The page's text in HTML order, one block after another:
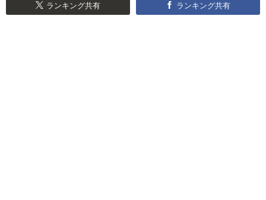
ランキング共有 ランキング共有